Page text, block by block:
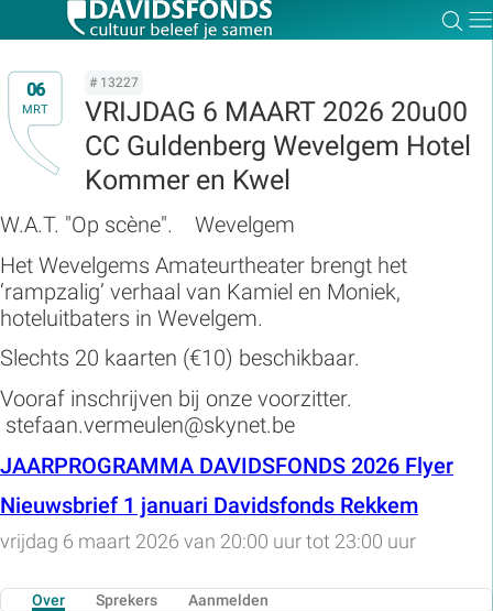
06
MRT
# 13227
VRIJDAG 6 MAART 2026 20u00
CC Guldenberg Wevelgem Hotel
Kommer en Kwel
W.A.T. "Op scène". Wevelgem
Het Wevelgems Amateurtheater brengt het
‘rampzalig’ verhaal van Kamiel en Moniek,
hoteluitbaters in Wevelgem.
Slechts 20 kaarten (€10) beschikbaar.
Vooraf inschrijven bij onze voorzitter.
stefaan.vermeulen@skynet.be
JAARPROGRAMMA DAVIDSFONDS 2026 Flyer
Nieuwsbrief 1 januari Davidsfonds Rekkem
vrijdag 6 maart 2026 van 20:00 uur tot 23:00 uur
Over Sprekers Aanmelden
Zoek:
Zoeken